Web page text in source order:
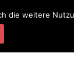
weitere